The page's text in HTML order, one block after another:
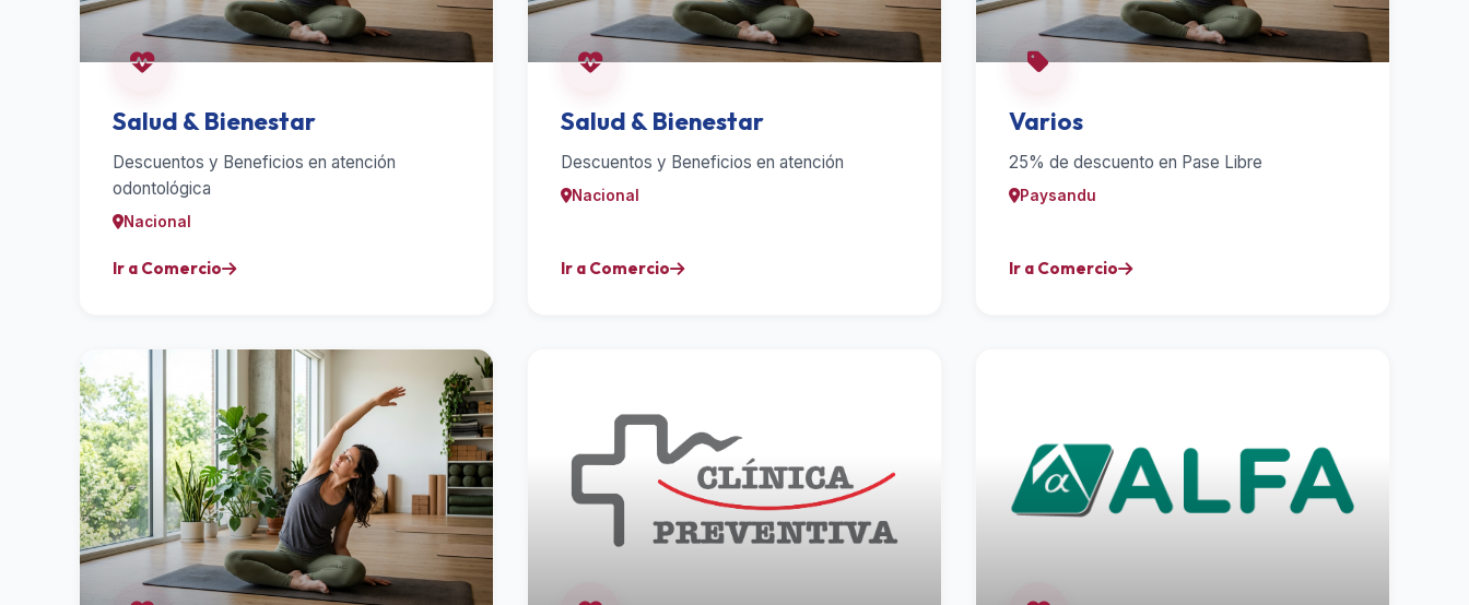
Salud & Bienestar
Descuentos y Beneficios en atención
odontológica
Nacional
Ir a Comercio
Salud & Bienestar
Descuentos y Beneficios en atención
Nacional
Ir a Comercio
Varios
25% de descuento en Pase Libre
Paysandu
Ir a Comercio